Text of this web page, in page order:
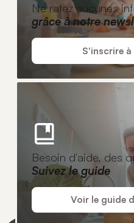
Ne ratez aucunes
grâce à notre
S'inscrire
Besoin d'aide, des
Suivez le guide
Voir le guide